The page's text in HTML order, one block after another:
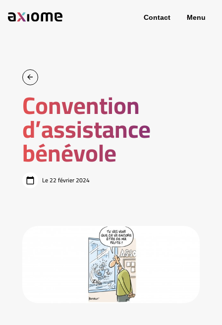
Contact Menu
Convention
d’assistance
bénévole
Le 22 février 2024